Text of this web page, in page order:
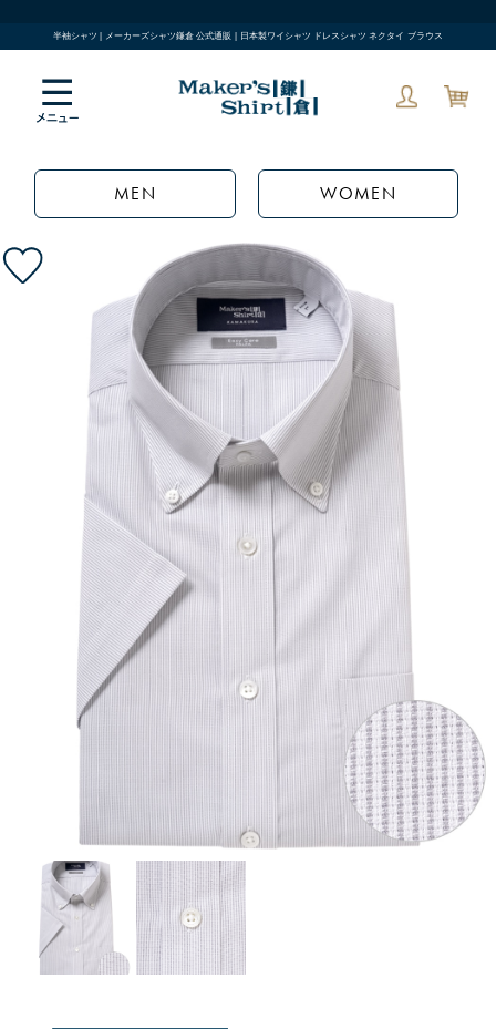
半袖シャツ | メーカーズシャツ鎌倉 公式通販 | 日本製ワイシャツ ドレスシャツ ネクタイ ブラウス
MEN WOMEN